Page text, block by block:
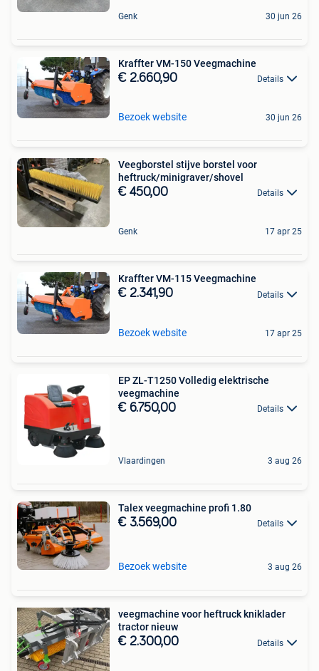
Genk 30 jun 26
Kraffter VM-150 Veegmachine
€ 2.660,90 Details
Bezoek website 30 jun 26
Veegborstel stijve borstel voor
heftruck/minigraver/shovel
€ 450,00 Details
Genk 17 apr 25
Kraffter VM-115 Veegmachine
€ 2.341,90 Details
Bezoek website 17 apr 25
EP ZL-T1250 Volledig elektrische
veegmachine
€ 6.750,00 Details
Vlaardingen 3 aug 26
Talex veegmachine profi 1.80
€ 3.569,00 Details
Bezoek website 3 aug 26
veegmachine voor heftruck kniklader
tractor nieuw
€ 2.300,00 Details